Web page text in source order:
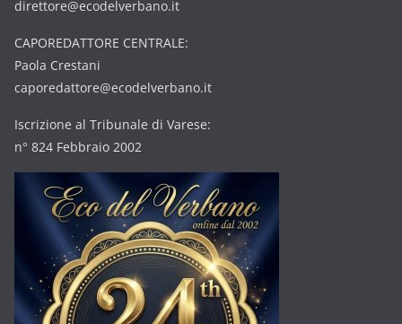
direttore@ecodelverbano.it
CAPOREDATTORE CENTRALE:
Paola Crestani
caporedattore@ecodelverbano.it
Iscrizione al Tribunale di Varese:
n° 824 Febbraio 2002